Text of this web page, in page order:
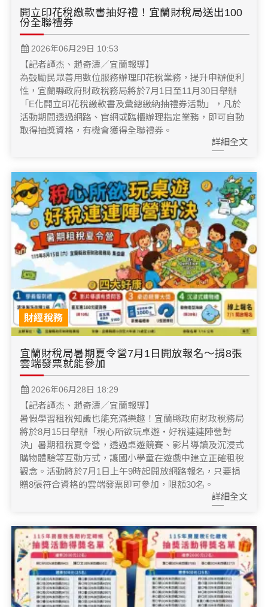
開立印花稅繳款書抽好禮！宜蘭財稅局送出100
份全聯禮券
2026年06月29日 10:53
【記者譚杰、趙奇濤／宜蘭報導】
為鼓勵民眾善用數位服務辦理印花稅業務，提升申辦便利
性，宜蘭縣政府財政稅務局將於7月1日至11月30日舉辦
「E化開立印花稅繳款書及彙總繳納抽禮券活動」，凡於
活動期間透過網路、官網或臨櫃辦理指定業務，即可自動
取得抽獎資格，有機會獲得全聯禮券。
詳細全文
財經稅務
宜蘭財稅局暑期夏令營7月1日開放報名～捐8張
雲端發票就能參加
2026年06月28日 18:29
【記者譚杰、趙奇濤／宜蘭報導】
暑假學習租稅知識也能充滿樂趣！宜蘭縣政府財政稅務局
將於8月15日舉辦「稅心所欲玩桌遊‧好稅連連陣營對
決」暑期租稅夏令營，透過桌遊競賽、影片導讀及沉浸式
購物體驗等互動方式，讓國小學童在遊戲中建立正確租稅
觀念。活動將於7月1日上午9時起開放網路報名，只要捐
贈8張符合資格的雲端發票即可參加，限額30名。
詳細全文